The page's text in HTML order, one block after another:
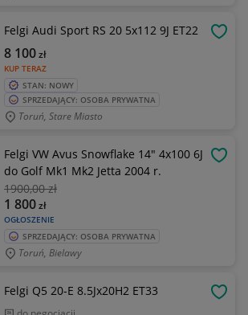
Felgi Audi Sport RS 20 5x112 9J ET22
KUP TERAZ
8 100zł
STAN: NOWY
SPRZEDAJĄCY: OSOBA PRYWATNA
Toruń, Stare Miasto
Felgi VW Avus Snowflake 14" 4x100 6J
do Golf Mk1 Mk2 Jetta 2004 r.
1900,00 zł
OGŁOSZENIE
1 800zł
SPRZEDAJĄCY: OSOBA PRYWATNA
Toruń, Bielawy
Felgi Q5 20-E 8.5Jx20H2 ET33